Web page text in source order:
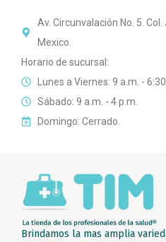
Av. Circunvalación No. 5.
Mexico.
Horario de sucursal:
Lunes a Viernes: 9 a.m. -
Sábado: 9 a.m. - 4 p.m.
Domingo: Cerrado.
Brindamos la mas amplia